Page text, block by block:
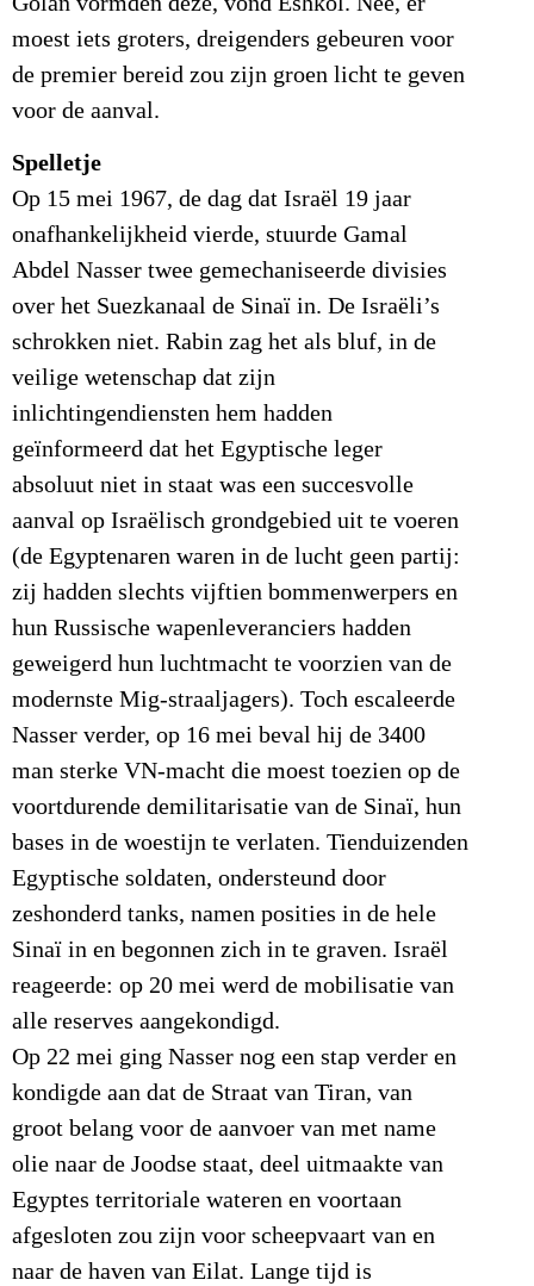
moest iets groters, dreigenders gebeuren voor
de premier bereid zou zijn groen licht te geven
voor de aanval.
Spelletje
Op 15 mei 1967, de dag dat Israël 19 jaar
onafhankelijkheid vierde, stuurde Gamal
Abdel Nasser twee gemechaniseerde divisies
over het Suezkanaal de Sinaï in. De Israëli’s
schrokken niet. Rabin zag het als bluf, in de
veilige wetenschap dat zijn
inlichtingendiensten hem hadden
geïnformeerd dat het Egyptische leger
absoluut niet in staat was een succesvolle
aanval op Israëlisch grondgebied uit te voeren
(de Egyptenaren waren in de lucht geen partij:
zij hadden slechts vijftien bommenwerpers en
hun Russische wapenleveranciers hadden
geweigerd hun luchtmacht te voorzien van de
modernste Mig-straaljagers). Toch escaleerde
Nasser verder, op 16 mei beval hij de 3400
man sterke VN-macht die moest toezien op de
voortdurende demilitarisatie van de Sinaï, hun
bases in de woestijn te verlaten. Tienduizenden
Egyptische soldaten, ondersteund door
zeshonderd tanks, namen posities in de hele
Sinaï in en begonnen zich in te graven. Israël
reageerde: op 20 mei werd de mobilisatie van
alle reserves aangekondigd.
Op 22 mei ging Nasser nog een stap verder en
kondigde aan dat de Straat van Tiran, van
groot belang voor de aanvoer van met name
olie naar de Joodse staat, deel uitmaakte van
Egyptes territoriale wateren en voortaan
afgesloten zou zijn voor scheepvaart van en
naar de haven van Eilat. Lange tijd is